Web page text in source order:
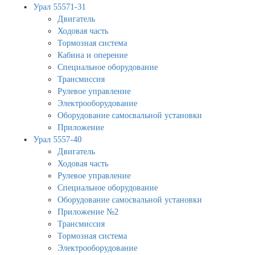
Урал 55571-31
Двигатель
Ходовая часть
Тормозная система
Кабина и оперение
Специальное оборудование
Трансмиссия
Рулевое управление
Электрооборудование
Оборудование самосвальной установки
Приложение
Урал 5557-40
Двигатель
Ходовая часть
Рулевое управление
Специальное оборудование
Оборудование самосвальной установки
Приложение №2
Трансмиссия
Тормозная система
Электрооборудование